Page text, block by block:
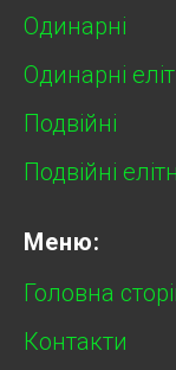
Одинарні
Одинарні
Подвійні
Подвійні
Меню:
Головна
Контакти